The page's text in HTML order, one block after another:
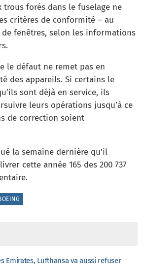
trous forés dans le fuselage ne
critères de conformité – au
de fenêtres, selon les informations
le défaut ne remet pas en
des appareils. Si certains le
sont déjà en service, ils
leurs opérations jusqu’à ce
de correction soient
la semaine dernière qu’il
cette année 165 des 200 737
Emirates, Lufthansa va aussi refuser